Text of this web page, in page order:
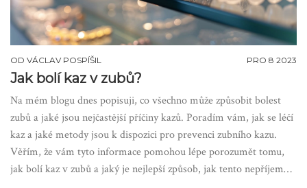
OD VÁCLAV POSPÍŠIL PRO 8 2023
Jak bolí kaz v zubů?
Na mém blogu dnes popisuji, co všechno může způsobit bolest
zubů a jaké jsou nejčastější příčiny kazů. Poradím vám, jak se léčí
kaz a jaké metody jsou k dispozici pro prevenci zubního kazu.
Věřím, že vám tyto informace pomohou lépe porozumět tomu,
jak bolí kaz v zubů a jaký je nejlepší způsob, jak tento nepříjemný